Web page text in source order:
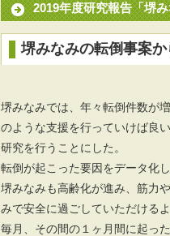
2019年度研究報告「堺
堺みなみの転倒事案
堺みなみでは、年々転倒件数が
のような支援を行っていけば良
研究を行うことにした。
転倒が起こった要因をデータ化
堺みなみも高齢化が進み、筋力
みで安全に過ごしていただける
毎月、その間の１ヶ月間に起っ